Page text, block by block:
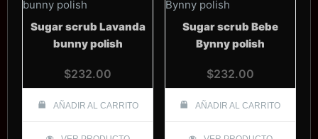
Sugar scrub Lavanda
bunny polish
$232.00
AÑADIR AL CARRITO
Sugar scrub Bebe
Bynny polish
$232.00
AÑADIR AL CARRITO